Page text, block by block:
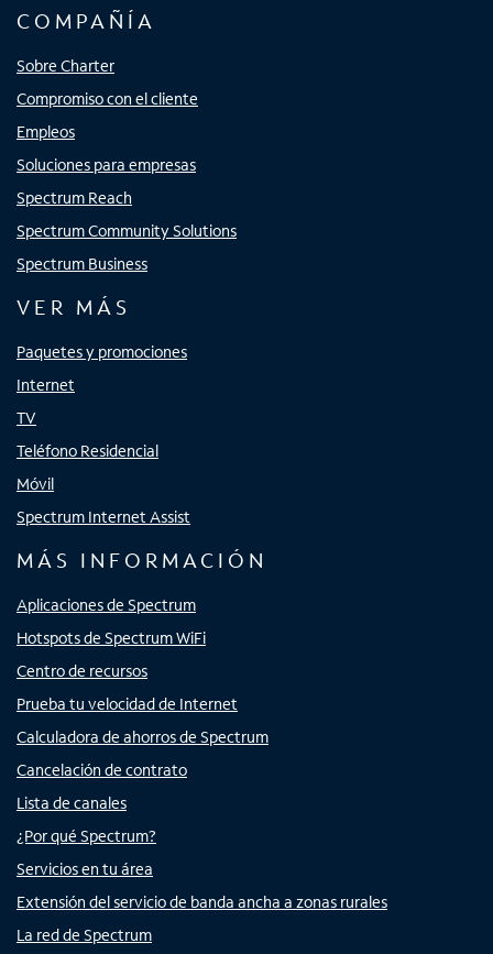
COMPAÑÍA
Sobre Charter
Compromiso con el cliente
Empleos
Soluciones para empresas
Spectrum Reach
Spectrum Community Solutions
Spectrum Business
VER MÁS
Paquetes y promociones
Internet
TV
Teléfono Residencial
Móvil
Spectrum Internet Assist
MÁS INFORMACIÓN
Aplicaciones de Spectrum
Hotspots de Spectrum WiFi
Centro de recursos
Prueba tu velocidad de Internet
Calculadora de ahorros de Spectrum
Cancelación de contrato
Lista de canales
¿Por qué Spectrum?
Servicios en tu área
Extensión del servicio de banda ancha a zonas rurales
La red de Spectrum